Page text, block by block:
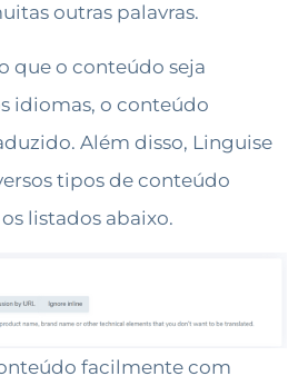
outras palavras.
que o conteúdo seja
idiomas, o conteúdo
Além disso, Linguise
tipos de conteúdo
listados abaixo.
facilmente com